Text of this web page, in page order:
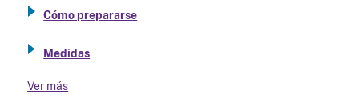
Cómo prepararse
Medidas
Ver más